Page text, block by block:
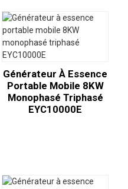
Générateur À Essence
Portable Mobile 8KW
Monophasé Triphasé
EYC10000E